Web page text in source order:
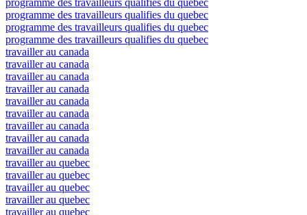
programme des travailleurs qualifies du quebec
programme des travailleurs qualifies du quebec
programme des travailleurs qualifies du quebec
travailler au canada
travailler au canada
travailler au canada
travailler au canada
travailler au canada
travailler au canada
travailler au canada
travailler au canada
travailler au canada
travailler au quebec
travailler au quebec
travailler au quebec
travailler au quebec
travailler au quebec